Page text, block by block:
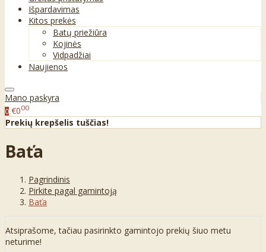
Išpardavimas
Kitos prekės
Batų priežiūra
Kojinės
Vidpadžiai
Naujienos
Mano paskyra
0 €000
Prekių krepšelis tuščias!
Baťa
Pagrindinis
Pirkite pagal gamintoją
Baťa
Atsiprašome, tačiau pasirinkto gamintojo prekių šiuo metu
neturime!